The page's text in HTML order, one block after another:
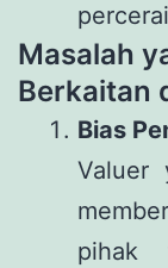
Masalah
Berkaitan
Bias
Valuer
pihak